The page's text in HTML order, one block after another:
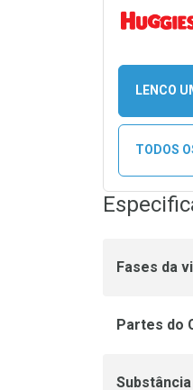
LENCO
TODOS
Fases da
Partes do
Substância